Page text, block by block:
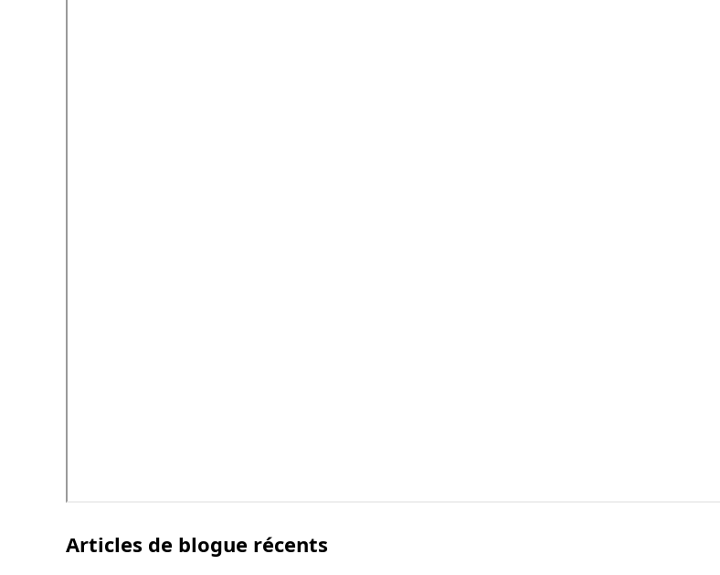
Articles de blogue récents